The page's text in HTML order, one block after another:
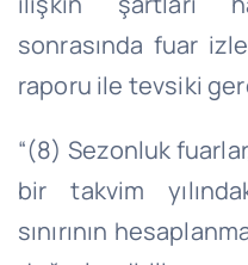
sonrasında fuar
raporu ile tevsiki
“(8) Sezonluk
bir takvim
sınırının